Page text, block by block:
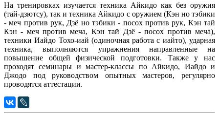
На тренировках изучается техника Айкидо как без оружия
(тай-дзютсу), так и техника Айкидо с оружием (Кэн но тэбики
- меч против рук, Дзё но тэбики - посох против рук, Кэн тай
Кэн - меч против меча, Кэн тай Дзё - посох против меча),
техники Иайдо Тохо-иай (одиночная работа с иайто), ударная
техника, выполняются упражнения направленные на
повышение общей физической подготовки. Также у нас
проходят семинары и мастер-классы по Айкидо, Иайдо и
Джодо под руководством опытных мастеров, регулярно
проводятся аттестации.